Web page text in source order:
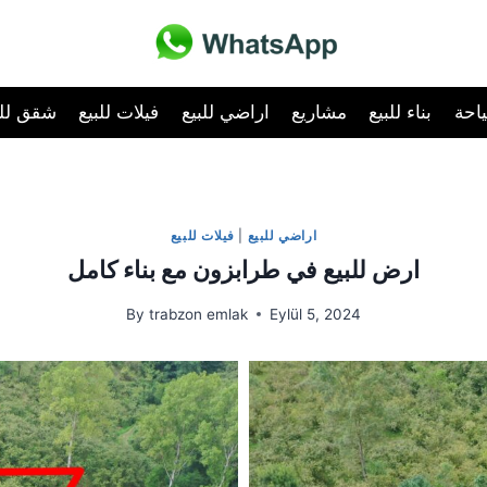
شقق فيلات للبيع اراضي للبيع مشاريع بناء للبيع
اراضي للبيع فيلات للبيع
ارض للبيع في طرابزون مع بناء كامل
By trabzon emlak Eylül 5, 2024